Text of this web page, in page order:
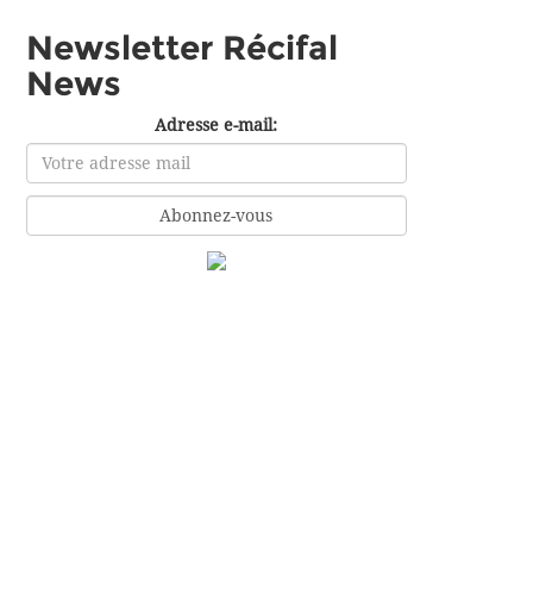
Newsletter Récifal
News
Adresse e-mail: